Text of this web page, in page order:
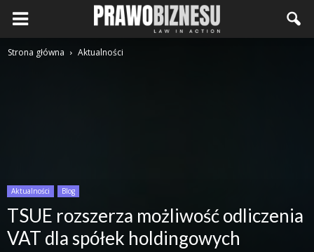
Strona główna Aktualności
Aktualności Blog
TSUE rozszerza możliwość odliczenia
VAT dla spółek holdingowych